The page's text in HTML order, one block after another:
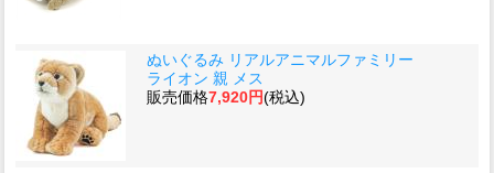
ぬいぐるみ リアルアニマルファミリー
ライオン 親 メス
販売価格7,920円(税込)